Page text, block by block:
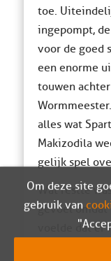
toe.
ingepompt,
voor de goed
een enorme
touwen
alles wat
Makizodila
gelijk spel
Wat restte
gevoel omdat
voelde dat
nog iets
Om deze site
gebruik van